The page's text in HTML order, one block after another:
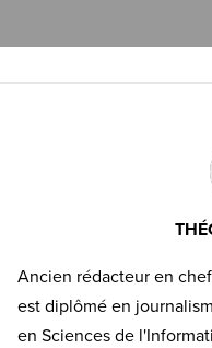
Ancien rédacteur en
est diplômé en
en Sciences de